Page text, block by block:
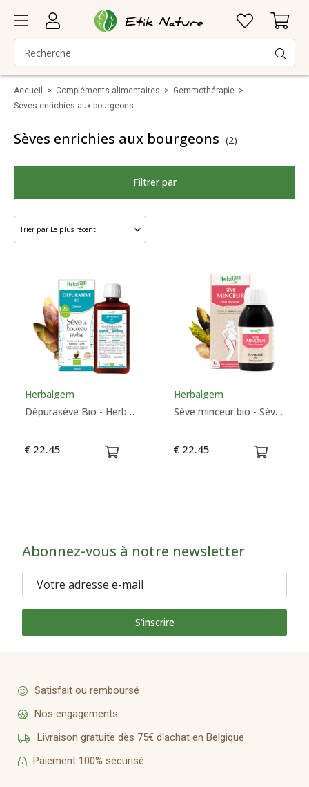
Accueil > Compléments alimentaires > Gemmothérapie >
Sèves enrichies aux bourgeons
Sèves enrichies aux bourgeons (2)
Filtrer par
Herbalgem
Dépurasève Bio - Herbalgem
€ 22.45
Herbalgem
Sève minceur bio - Sève de bouleau enrichie - Herbalgem
€ 22.45
Abonnez-vous à notre newsletter
S'inscrire
Satisfait ou remboursé
Nos engagements
Livraison gratuite dès 75€ d'achat en Belgique
Paiement 100% sécurisé